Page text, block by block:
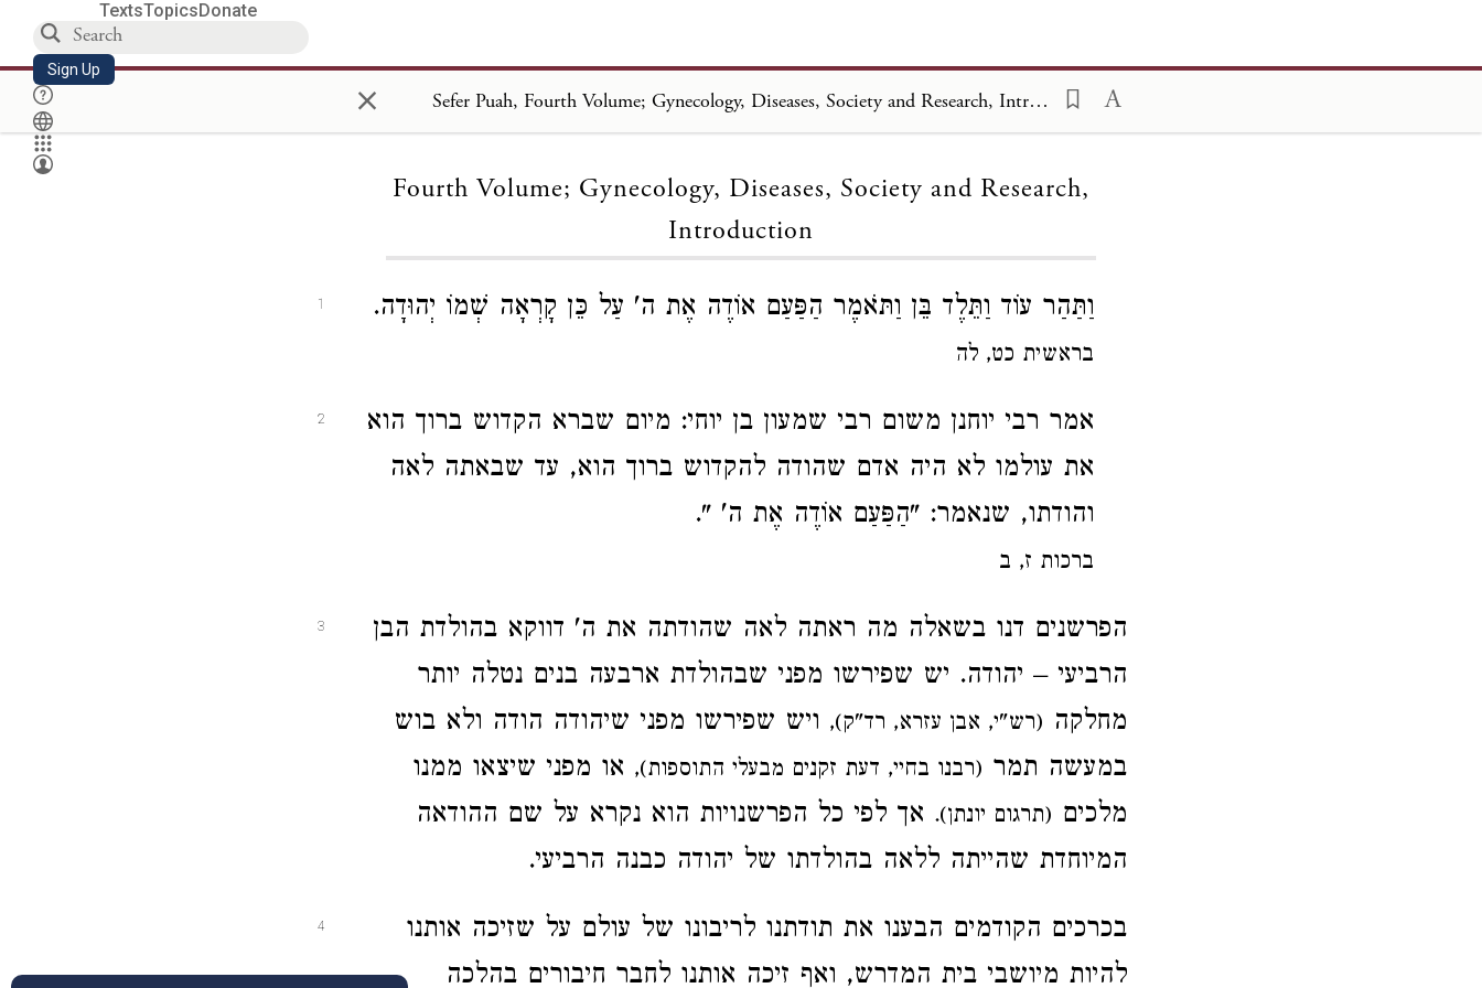
TextsTopicsDonate
Sign Up × Sefer Puah, Fourth Volume; Gynecology, Diseases, Society and Research, Introduction
Fourth Volume; Gynecology, Diseases, Society and Research,
Introduction
1 וַתַּהַר עוֹד וַתֵּלֶד בֵּן וַתֹּאמֶר הַפַּעַם אוֹדֶה אֶת ה' עַל כֵּן קָרְאָה שְׁמוֹ יְהוּדָה.
בראשית כט, לה
2
אמר רבי יוחנן משום רבי שמעון בן יוחי: מיום שברא הקדוש ברוך הוא
את עולמו לא היה אדם שהודה להקדוש ברוך הוא, עד שבאתה לאה
והודתו, שנאמר: "הַפַּעַם אוֹדֶה אֶת ה' ".
ברכות ז, ב
3
הפרשנים דנו בשאלה מה ראתה לאה שהודתה את ה' דווקא בהולדת הבן
הרביעי – יהודה. יש שפירשו מפני שבהולדת ארבעה בנים נטלה יותר
מחלקה (רש"י, אבן עזרא, רד"ק), ויש שפירשו מפני שיהודה הודה ולא בוש
במעשה תמר (רבנו בחיי, דעת זקנים מבעלי התוספות), או מפני שיצאו ממנו
מלכים (תרגום יונתן). אך לפי כל הפרשנויות הוא נקרא על שם ההודאה
המיוחדת שהייתה ללאה בהולדתו של יהודה כבנה הרביעי.
4
בכרכים הקודמים הבענו את תודתנו לריבונו של עולם על שזיכה אותנו
להיות מיושבי בית המדרש, ואף זיכה אותנו לחבר חיבורים בהלכה